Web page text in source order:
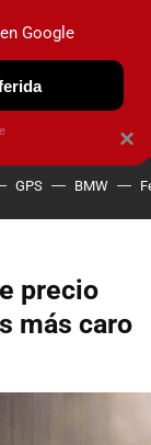
GPS BMW
precio
más caro
×
Google